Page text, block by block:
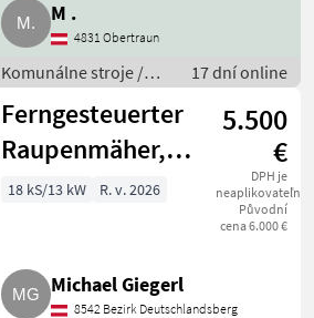
M .
4831 Obertraun
Komunálne stroje /
Striekacie stroje
17 dní online
Ferngesteuerter
Raupenmäher,
Mähroboter,
5.500
€
DPH je
neaplikovateľné
Původní
cena 6.000 €
18 kS/13 kW R. v. 2026
Michael Giegerl
8542 Bezirk Deutschlandsberg